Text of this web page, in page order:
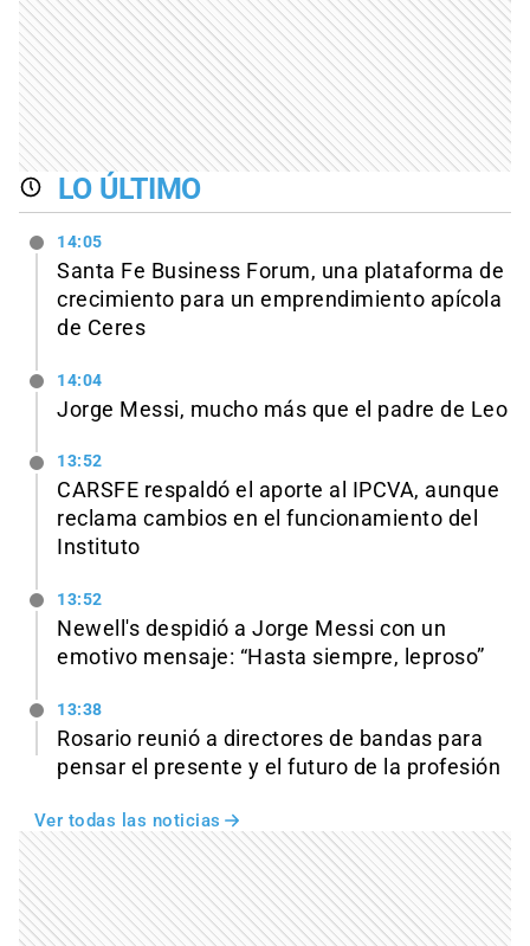
LO ÚLTIMO
14:05
Santa Fe Business Forum, una plataforma de
crecimiento para un emprendimiento apícola
de Ceres
14:04
Jorge Messi, mucho más que el padre de Leo
13:52
CARSFE respaldó el aporte al IPCVA, aunque
reclama cambios en el funcionamiento del
Instituto
13:52
Newell's despidió a Jorge Messi con un
emotivo mensaje: “Hasta siempre, leproso”
13:38
Rosario reunió a directores de bandas para
pensar el presente y el futuro de la profesión
Ver todas las noticias